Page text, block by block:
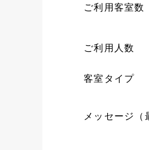
ご利用客室数
ご利用人数
客室タイプ
メッセージ（